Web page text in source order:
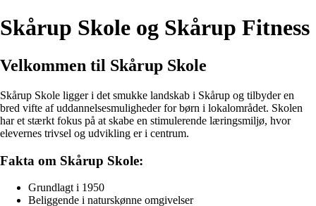
Skårup Skole og Skårup Fitness
Velkommen til Skårup Skole
Skårup Skole ligger i det smukke landskab i Skårup og tilbyder en
bred vifte af uddannelsesmuligheder for børn i lokalområdet. Skolen
har et stærkt fokus på at skabe en stimulerende læringsmiljø, hvor
elevernes trivsel og udvikling er i centrum.
Fakta om Skårup Skole:
Grundlagt i 1950
Beliggende i naturskønne omgivelser